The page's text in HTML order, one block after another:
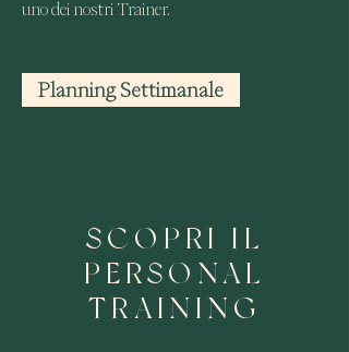
uno dei nostri Trainer.
Planning Settimanale
SCOPRI IL
PERSONAL
TRAINING